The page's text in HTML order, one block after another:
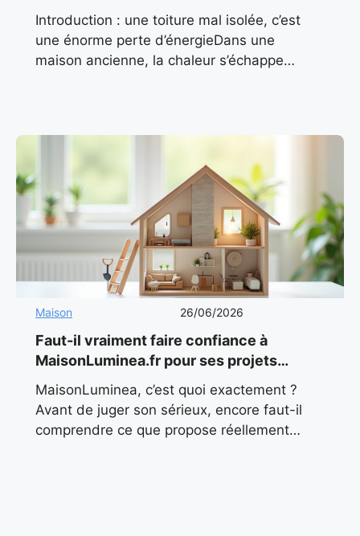
Introduction : une toiture mal isolée, c’est
une énorme perte d’énergieDans une
maison ancienne, la chaleur s’échappe
Maison 26/06/2026
Faut-il vraiment faire confiance à
MaisonLuminea.fr pour ses projets
maison en 2026 ?
MaisonLuminea, c’est quoi exactement ?
Avant de juger son sérieux, encore faut-il
comprendre ce que propose réellement